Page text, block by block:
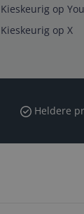
Kieskeurig op
Kieskeurig op X
Heldere